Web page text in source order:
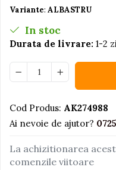
Jocuri de indemanare
Jocuri sportive
Jucarii educative din
Motociclete
Muzica si instrumente
Pistoale
Plastilina
Saltelute si centre de
Variante: ALBASTRU
In stoc
Durata de livrare: 1-2
Cod Produs: AK274988
Ai nevoie de ajutor?
La achizitionarea
comenzile viitoare